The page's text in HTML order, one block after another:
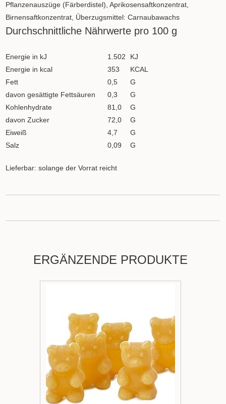
Pflanzenauszüge (Färberdistel), Aprikosensaftkonzentrat,
Birnensaftkonzentrat, Überzugsmittel: Carnaubawachs
Durchschnittliche Nährwerte pro 100 g
Energie in kJ 1.502
KJ
Energie in kcal
353
KCAL
Fett
0,5
G
davon gesättigte Fettsäuren
0,3
G
Kohlenhydrate
81,0
G
davon Zucker
72,0
G
Eiweiß
4,7
G
Salz
0,09 G
Lieferbar: solange der Vorrat reicht
ERGÄNZENDE PRODUKTE